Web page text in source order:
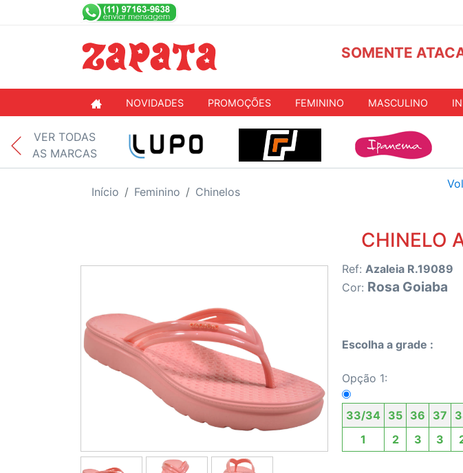
SOMENTE
NOVIDADES PROMOÇÕES FEMININO MASCULINO
VER TODAS
AS MARCAS
Início Feminino Chinelos
CHINELO
Ref: Azaleia R.19089
Cor: Rosa Goiaba
Escolha a grade :
Opção 1:
33/34 35 36 37
1
2 3 3